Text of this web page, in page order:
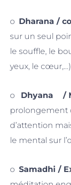
o Dharana /
sur un seul
le souffle, le
yeux, le cœur,…)
o Dhyana /
prolongement
d’attention
le mental sur
o Samadhi /